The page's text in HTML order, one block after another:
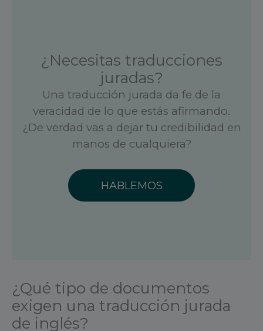
¿Necesitas traducciones
juradas?
Una traducción jurada da fe de la
veracidad de lo que estás afirmando.
¿De verdad vas a dejar tu credibilidad en
manos de cualquiera?
HABLEMOS
¿Qué tipo de documentos
exigen una traducción jurada
de inglés?